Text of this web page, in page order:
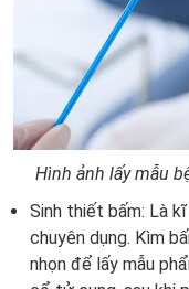
Hình ảnh lấy mẫu
Sinh thiết bấm: Là
chuyên dụng. Kìm
nhọn để lấy mẫu